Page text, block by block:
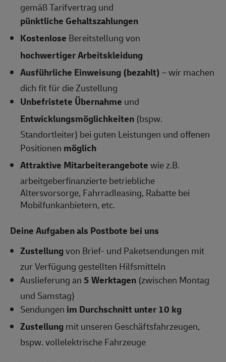
gemäß Tarifvertrag und
pünktliche Gehaltszahlungen
Kostenlose Bereitstellung von
hochwertiger Arbeitskleidung
Ausführliche Einweisung (bezahlt)– wir machen
dich fit für die Zustellung
Unbefristete Übernahme und
Entwicklungsmöglichkeiten (bspw.
Standortleiter) bei guten Leistungen und offenen
Positionen möglich
Attraktive Mitarbeiterangebotewie z.B.
arbeitgeberfinanzierte betriebliche
Altersvorsorge, Fahrradleasing, Rabatte bei
Mobilfunkanbietern, etc.
Deine Aufgaben als Postbote bei uns
Zustellungvon Brief- und Paketsendungen mit
zur Verfügung gestellten Hilfsmitteln
Auslieferung an5 Werktagen (zwischen Montag
und Samstag)
Sendungen im Durchschnitt unter 10 kg
Zustellungmit unseren Geschäftsfahrzeugen,
bspw. vollelektrische Fahrzeuge